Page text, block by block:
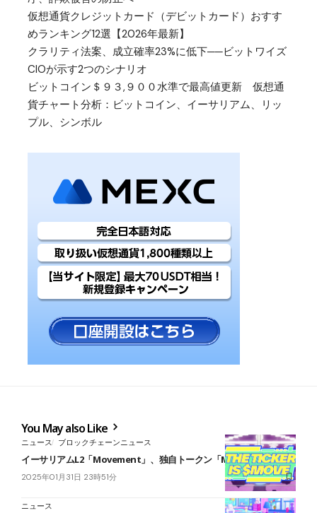
仮想通貨クレジットカード（デビットカード）おすす
めランキング12選【2026年最新】
クラリティ法案、成立確率23%に低下──ビットワイズ
CIOが示す2つのシナリオ
ビットコイン＄９３,９００水準で最高値更新 仮想通
貨チャート分析：ビットコイン、イーサリアム、リッ
プル、シンボル
You May also Like
ニュース ブロックチェーンニュース
イーサリアムL2「Movement」、独自トークン「Move」を発表
2025年01月31日 23時51分
ニュース